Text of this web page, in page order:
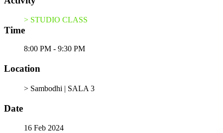
> STUDIO CLASS
Time
8:00 PM - 9:30 PM
Location
> Sambodhi | SALA 3
Date
16 Feb 2024